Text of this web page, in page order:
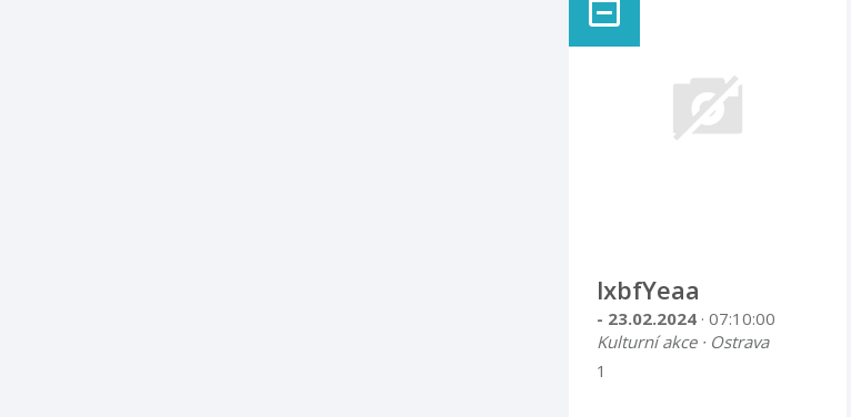
lxbfYeaa
- 23.02.2024 · 07:10:00
Kulturní akce · Ostrava
1